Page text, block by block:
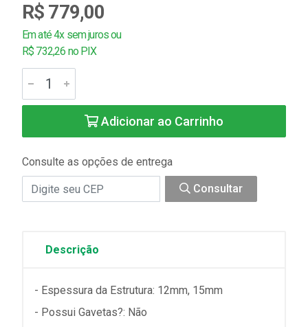
R$ 779,00
Em até 4x sem juros ou
R$ 732,26 no PIX
Adicionar ao Carrinho
Consulte as opções de entrega
Consultar
Descrição
- Espessura da Estrutura: 12mm, 15mm
- Possui Gavetas?: Não